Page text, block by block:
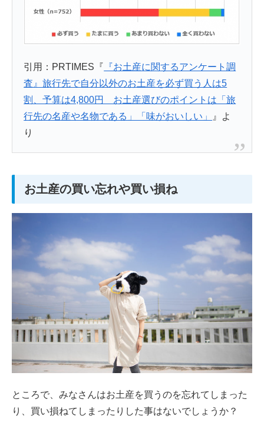
引用：PRTIMES『 『お土産に関するアンケート調
査』旅行先で自分以外のお土産を必ず買う人は5
割、予算は4,800円 お土産選びのポイントは「旅
行先の名産や名物である」「味がおいしい」
』よ
り
お土産の買い忘れや買い損ね
ところで、みなさんはお土産を買うのを忘れてしまった
り、買い損ねてしまったりした事はないでしょうか？